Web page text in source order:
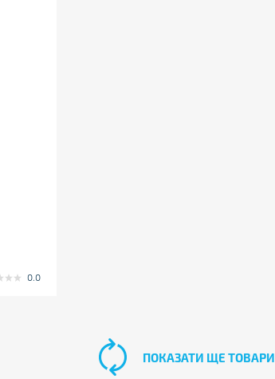
0.0
ПОКАЗАТИ ЩЕ ТОВАРИ